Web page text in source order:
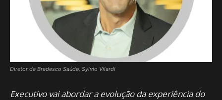
Diretor da Bradesco Saúde, Sylvio Vilardi
Executivo vai abordar a evolução da experiência do